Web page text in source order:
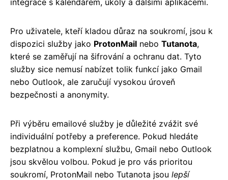
integrace s kalendářem, úkoly a dalšími aplikacemi.
Pro uživatele, kteří kladou důraz na soukromí, jsou k
dispozici služby jako ProtonMail nebo Tutanota,
které se zaměřují na šifrování a ochranu dat. Tyto
služby sice nemusí nabízet tolik funkcí jako Gmail
nebo Outlook, ale zaručují vysokou úroveň
bezpečnosti a anonymity.
Při výběru emailové služby je důležité zvážit své
individuální potřeby a preference. Pokud hledáte
bezplatnou a komplexní službu, Gmail nebo Outlook
jsou skvělou volbou. Pokud je pro vás prioritou
soukromí, ProtonMail nebo Tutanota jsou lepší